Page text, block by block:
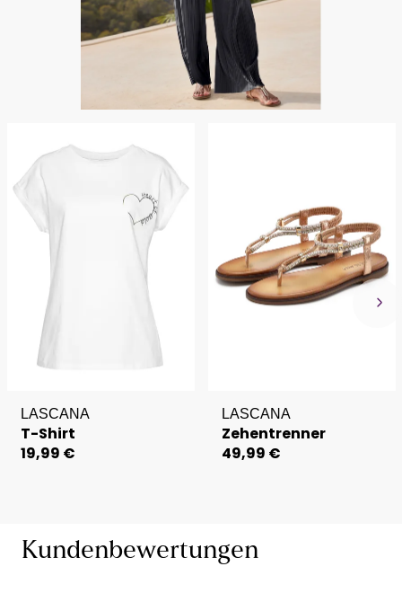
LASCANA
T-Shirt
19,99 €
LASCANA
Zehentrenner
49,99 €
Kundenbewertungen